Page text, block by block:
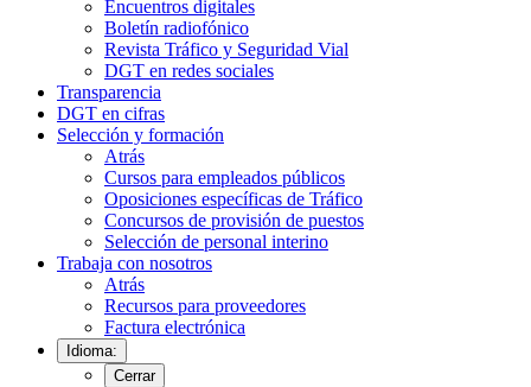
Encuentros digitales
Boletín radiofónico
Revista Tráfico y Seguridad Vial
DGT en redes sociales
Transparencia
DGT en cifras
Selección y formación
Atrás
Cursos para empleados públicos
Oposiciones específicas de Tráfico
Concursos de provisión de puestos
Selección de personal interino
Trabaja con nosotros
Atrás
Recursos para proveedores
Factura electrónica
Idioma:
Cerrar